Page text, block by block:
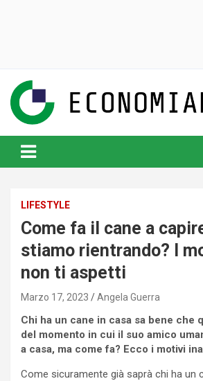
content
LIFESTYLE
Come fa il cane a
stiamo rientrando? I
non ti aspetti
Marzo 17, 2023 Angela Guerra
Chi ha un cane in casa sa bene che
del momento in cui il suo amico
a casa, ma come fa? Ecco i motivi
Come sicuramente già saprà chi ha un